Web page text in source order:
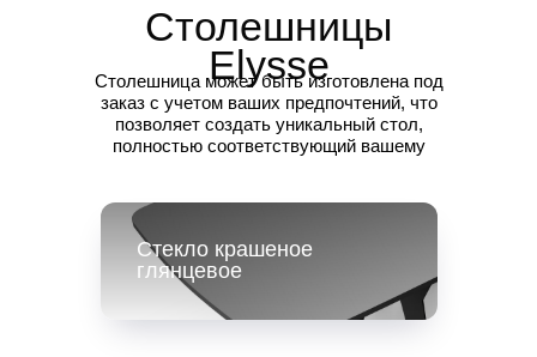
Столешницы
Elysse
Столешница может быть изготовлена под
заказ с учетом ваших предпочтений, что
позволяет создать уникальный стол,
полностью соответствующий вашему
Стекло крашеное
глянцевое